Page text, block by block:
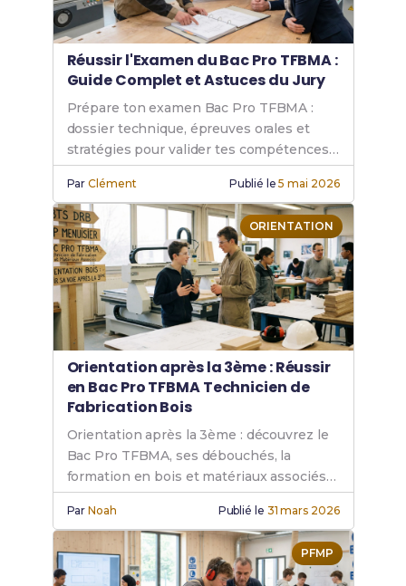
Réussir l'Examen du Bac Pro TFBMA :
Guide Complet et Astuces du Jury
Prépare ton examen Bac Pro TFBMA :
dossier technique, épreuves orales et
stratégies pour valider tes compétences
en fabrication bois.
ParClément Publié le5 mai 2026
ORIENTATION
Orientation après la 3ème : Réussir
en Bac Pro TFBMA Technicien de
Fabrication Bois
Orientation après la 3ème : découvrez le
Bac Pro TFBMA, ses débouchés, la
formation en bois et matériaux associés
pour réussir votre projet professionnel.
ParNoah Publié le 31 mars 2026
PFMP